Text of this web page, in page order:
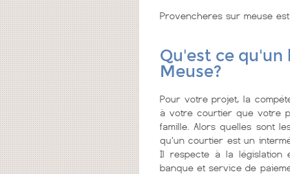
Provencheres sur meuse
Qu'est ce qu'un
Meuse?
Pour votre projet, la
à votre courtier que votre
famille. Alors quelles sont
qu'un courtier est un
Il respecte à la législation
banque et service de